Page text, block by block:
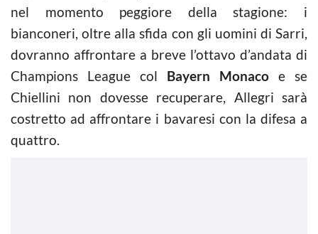
nel momento peggiore della stagione: i
bianconeri, oltre alla sfida con gli uomini di Sarri,
dovranno affrontare a breve l’ottavo d’andata di
Champions League col Bayern Monaco e se
Chiellini non dovesse recuperare, Allegri sarà
costretto ad affrontare i bavaresi con la difesa a
quattro.